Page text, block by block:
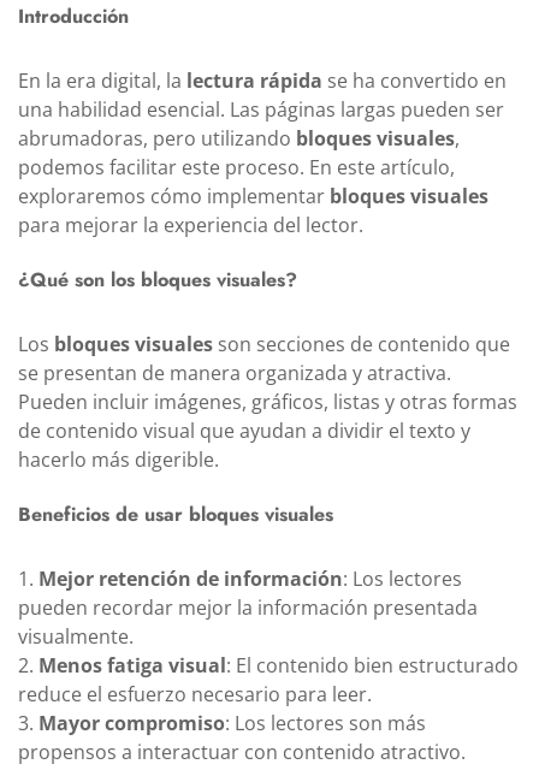
Introducción
En la era digital, la lectura rápida se ha convertido en
una habilidad esencial. Las páginas largas pueden ser
abrumadoras, pero utilizando bloques visuales,
podemos facilitar este proceso. En este artículo,
exploraremos cómo implementar bloques visuales
para mejorar la experiencia del lector.
¿Qué son los bloques visuales?
Los bloques visuales son secciones de contenido que
se presentan de manera organizada y atractiva.
Pueden incluir imágenes, gráficos, listas y otras formas
de contenido visual que ayudan a dividir el texto y
hacerlo más digerible.
Beneficios de usar bloques visuales
1. Mejor retención de información: Los lectores
pueden recordar mejor la información presentada
visualmente.
2. Menos fatiga visual: El contenido bien estructurado
reduce el esfuerzo necesario para leer.
3. Mayor compromiso: Los lectores son más
propensos a interactuar con contenido atractivo.